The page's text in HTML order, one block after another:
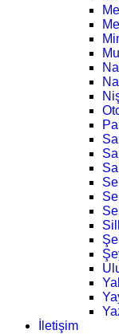
İletişim